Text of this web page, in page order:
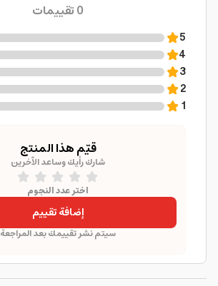
0تقييمات
5
4
3
2
1
قيّم هذا المنتج
شارك رأيك وساعد الآخرين
اختر عدد النجوم
إضافة تقييم
سيتم نشر تقييمك بعد المراجعة